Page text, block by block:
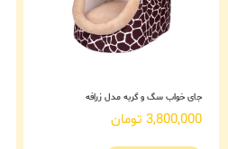
جای خواب سگ و گربه مدل زرافه
3,800,000 تومان